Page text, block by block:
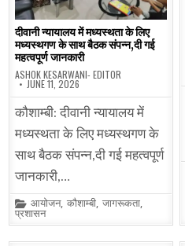
दीवानी न्यायालय में मध्यस्थता के लिए
मध्यस्थगण के साथ बैठक संपन्न,दी गई
महत्वपूर्ण जानकारी
ASHOK KESARWANI- EDITOR
JUNE 11, 2026
कौशाम्बी: दीवानी न्यायालय में
मध्यस्थता के लिए मध्यस्थगण के
साथ बैठक संपन्न,दी गई महत्वपूर्ण
जानकारी,…
Posted
in
आयोजन,कौशाम्बी,जागरूकता,
प्रशासन